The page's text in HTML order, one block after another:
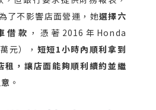
了不影響店面營運，她選擇六
借款 ，憑著2016年Honda
元）， 短短1小時內順利拿到
租，讓店面能夠順利續約並繼
。